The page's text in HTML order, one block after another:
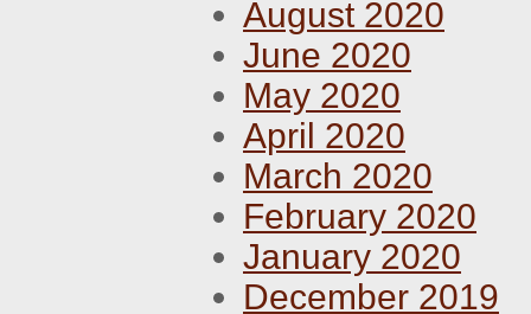
August 2020
June 2020
May 2020
April 2020
March 2020
February 2020
January 2020
December 2019